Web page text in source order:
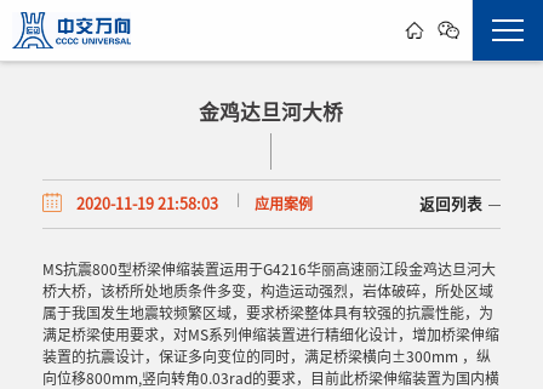
金鸡达旦河大桥
2020-11-19 21:58:03 应用案例 返回列表
MS抗震800型桥梁伸缩装置运用于G4216华丽高速丽江段金鸡达旦河大
桥大桥，该桥所处地质条件多变，构造运动强烈，岩体破碎，所处区域
属于我国发生地震较频繁区域，要求桥梁整体具有较强的抗震性能，为
满足桥梁使用要求，对MS系列伸缩装置进行精细化设计，增加桥梁伸缩
装置的抗震设计，保证多向变位的同时，满足桥梁横向±300mm ，纵
向位移800mm,竖向转角0.03rad的要求，目前此桥梁伸缩装置为国内横